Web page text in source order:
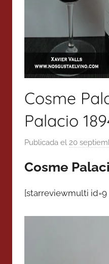
Cosme
Palacio
Publicada el 20
Cosme
[starreviewmulti id=9